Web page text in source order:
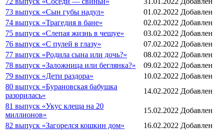
73 выпуск «Сын губы надул»
01.02.2022 Добавлен
74 выпуск «Трагедия в бане»
02.02.2022 Добавлен
75 выпуск «Слепая жизнь в чешуе»
03.02.2022 Добавлен
76 выпуск «С пулей в глазу»
07.02.2022 Добавлен
77 выпуск «Родила сына или дочь?»
08.02.2022 Добавлен
78 выпуск «Заложница или беглянка?»
09.02.2022 Добавлен
79 выпуск «Дети раздора»
10.02.2022 Добавлен
80 выпуск «Бурановская бабушка
разорилась»
14.02.2022 Добавлен
81 выпуск «Укус клеща на 20
миллионов»
15.02.2022 Добавлен
82 выпуск «Загорелся кошкин дом»
16.02.2022 Добавлен